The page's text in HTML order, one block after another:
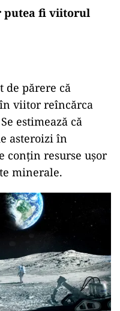
putea fi viitorul
de părere că
viitor reîncărca
estimează că
asteroizi în
conțin resurse ușor
minerale.